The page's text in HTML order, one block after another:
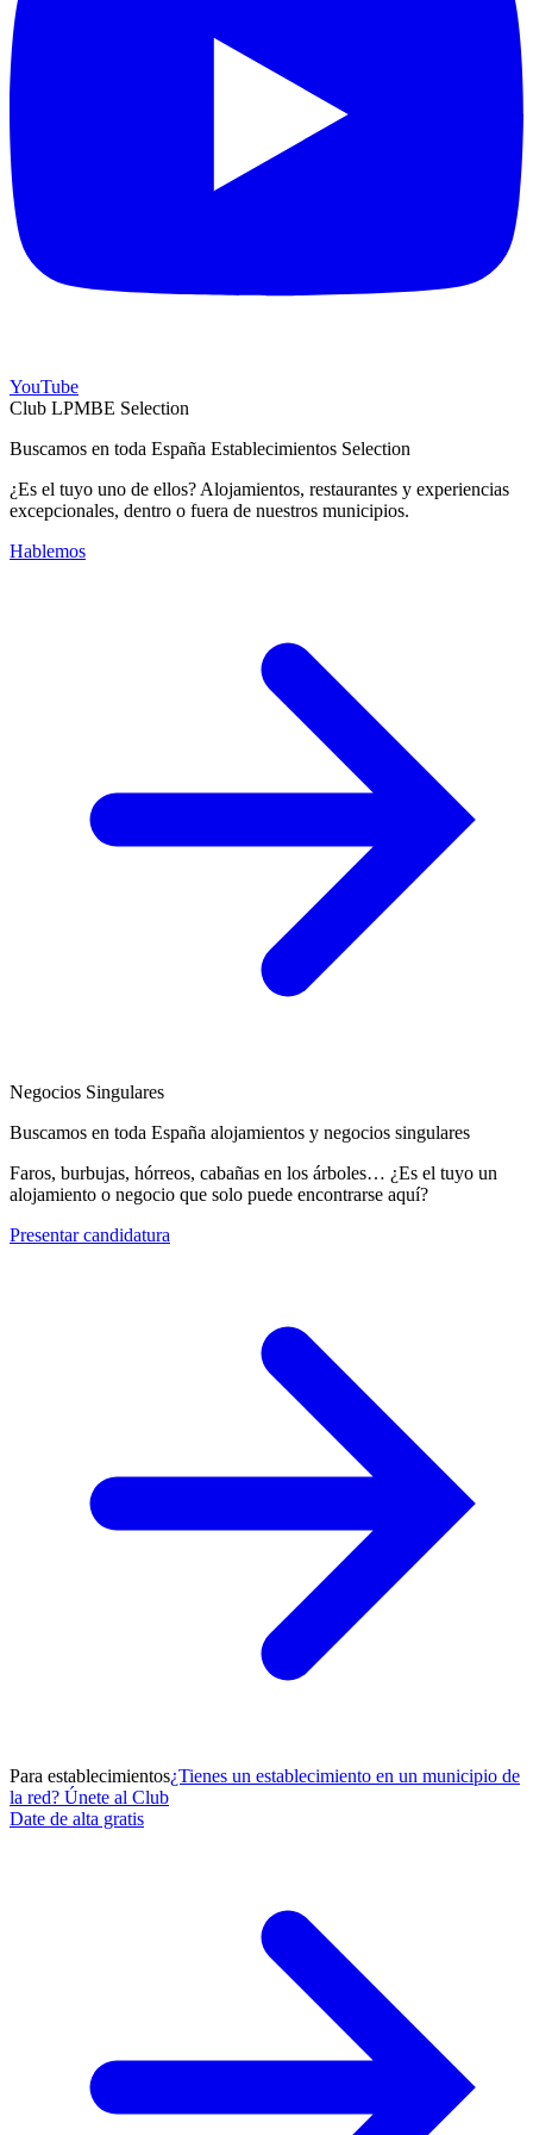
YouTube
Club LPMBE Selection
Buscamos en toda España Establecimientos Selection
¿Es el tuyo uno de ellos? Alojamientos, restaurantes y experiencias
excepcionales, dentro o fuera de nuestros municipios.
Hablemos
Negocios Singulares
Buscamos en toda España alojamientos y negocios singulares
Faros, burbujas, hórreos, cabañas en los árboles… ¿Es el tuyo un
alojamiento o negocio que solo puede encontrarse aquí?
Presentar candidatura
Para establecimientos¿Tienes un establecimiento en un municipio de
la red? Únete al Club
Date de alta gratis